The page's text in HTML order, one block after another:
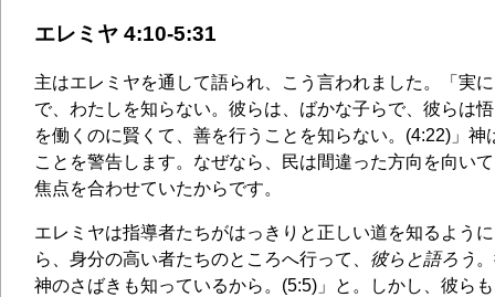
エレミヤ 4:10-5:31
主はエレミヤを通して語られ、こう言われました。「実
で、わたしを知らない。彼らは、ばかな子らで、彼らは
を働くのに賢くて、善を行うことを知らない。(4:22)」神
ことを警告します。なぜなら、民は間違った方向を向い
焦点を合わせていたからです。
エレミヤは指導者たちがはっきりと正しい道を知るよう
ら、身分の高い者たちのところへ行って、 彼らと語ろう
神のさばきも知っているから。(5:5)」と。しかし、彼ら